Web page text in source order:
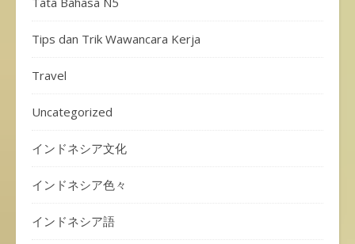
Tips dan Trik Wawancara Kerja
Travel
Uncategorized
インドネシア文化
インドネシア色々
インドネシア語